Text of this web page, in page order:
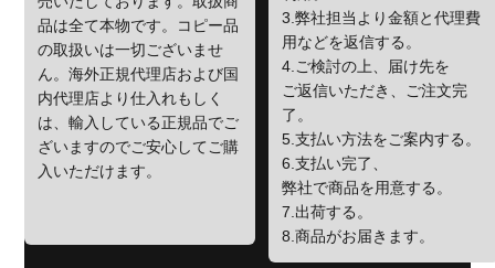
品は全て本物です。コピー品
の取扱いは一切ございませ
ん。海外正規代理店および国
内代理店より仕入れもしく
は、輸入している正規品でご
ざいますのでご安心してご購
入いただけます。
3.弊社担当より金額と代理費
用などを返信する。
4.ご検討の上、届け先を
ご返信いただき、ご注文完
了。
5.支払い方法をご案内する。
6.支払い完了、
弊社で商品を用意する。
7.出荷する。
8.商品がお届きます。